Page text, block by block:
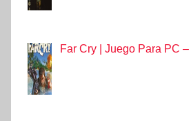
Far Cry | Juego Para PC